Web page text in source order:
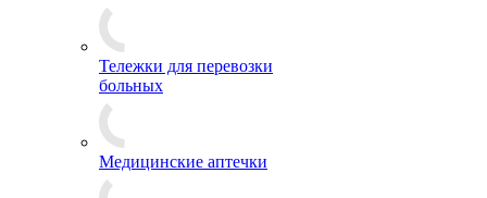
Тележки для перевозки
больных
Медицинские аптечки